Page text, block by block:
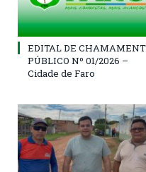
EDITAL DE
PÚBLICO Nº 01/2026 –
Cidade de Faro